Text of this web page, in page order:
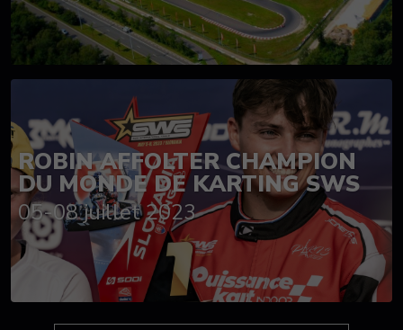
ROBIN AFFOLTER CHAMPION
DU MONDE DE KARTING SWS
05-08 juillet 2023